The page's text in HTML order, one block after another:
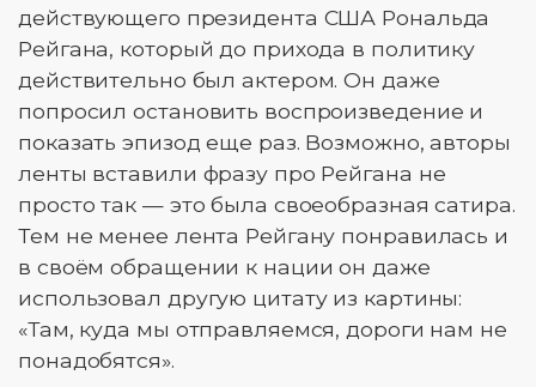
действующего президента США Рональда
Рейгана, который до прихода в политику
действительно был актером. Он даже
попросил остановить воспроизведение и
показать эпизод еще раз. Возможно, авторы
ленты вставили фразу про Рейгана не
просто так — это была своеобразная сатира.
Тем не менее лента Рейгану понравилась и
в своём обращении к нации он даже
использовал другую цитату из картины:
«Там, куда мы отправляемся, дороги нам не
понадобятся».